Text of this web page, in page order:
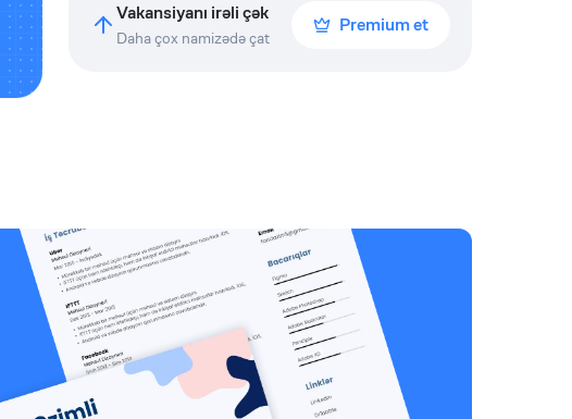
Vakansiyanı irəli çək
Daha çox namizədə çat
Premium et